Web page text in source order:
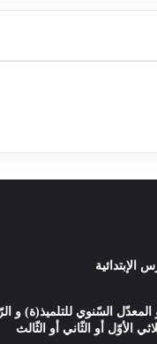
الإبتدائية
المعدّل السّنوي للتلميذ(ة) و
الأوّل أو الثّاني أو الثّالث